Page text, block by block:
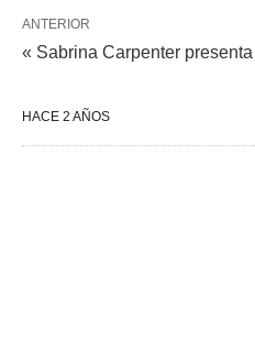
ANTERIOR
« Sabrina Carpenter
HACE 2 AÑOS